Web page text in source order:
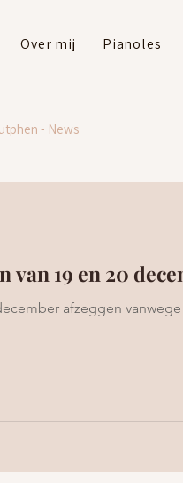
Over mij Pianoles
- News
van 19 en 20
afzeggen